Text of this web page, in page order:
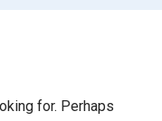
for. Perhaps